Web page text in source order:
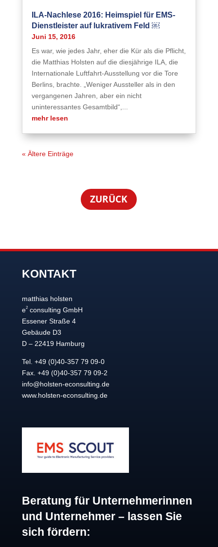
ILA-Nachlese 2016: Heimspiel für EMS-
Dienstleister auf lukrativem Feld ￼
Juni 15, 2016
Es war, wie jedes Jahr, eher die Kür als die Pflicht,
die Matthias Holsten auf die diesjährige ILA, die
Internationale Luftfahrt-Ausstellung vor die Tore
Berlins, brachte. „Weniger Aussteller als in den
vergangenen Jahren, aber ein nicht
uninteressantes Gesamtbild“,...
mehr lesen
« Ältere Einträge
ZURÜCK
KONTAKT
matthias holsten
e2consulting GmbH
Essener Straße 4
Gebäude D3
D – 22419 Hamburg
Tel. +49 (0)40-357 79 09-0
Fax. +49 (0)40-357 79 09-2
info@holsten-econsulting.de
www.holsten-econsulting.de
Beratung für Unternehmerinnen
und Unternehmer – lassen Sie
sich fördern: